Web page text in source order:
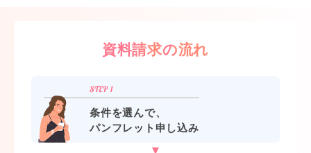
資料請求の流れ
条件を選んで、
パンフレット申し込み